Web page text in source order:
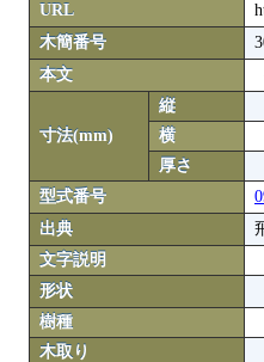
URL
木簡番号
本文
寸法(mm)
縦
横
厚さ
型式番号
出典
文字説明
形状
樹種
木取り